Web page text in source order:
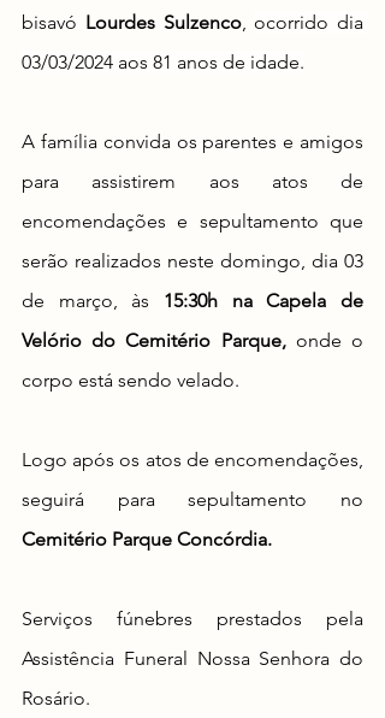
bisavó Lourdes Sulzenco, ocorrido dia
03/03/2024 aos 81 anos de idade.
A família convida os parentes e amigos
para assistirem aos atos de
encomendações e sepultamento que
serão realizados neste domingo, dia 03
de março, às 15:30h na Capela de
Velório do Cemitério Parque, onde o
corpo está sendo velado.
Logo após os atos de encomendações,
Cemitério Parque Concórdia.
Serviços fúnebres prestados pela
Assistência Funeral Nossa Senhora do
Rosário.